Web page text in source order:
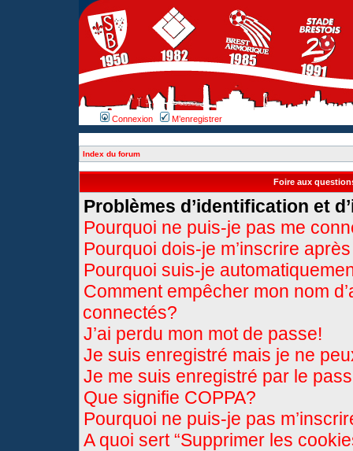
Connexion M’enregistrer
Index du forum
Foire aux
Problèmes d’identification et
Pourquoi ne puis-je pas me
Pourquoi dois-je m’inscrire
Pourquoi suis-je
Comment empêcher mon nom
connectés?
J’ai perdu mon mot de passe!
Je suis enregistré mais je ne
Je me suis enregistré par le
Que signifie COPPA?
Pourquoi ne puis-je pas
A quoi sert “Supprimer les